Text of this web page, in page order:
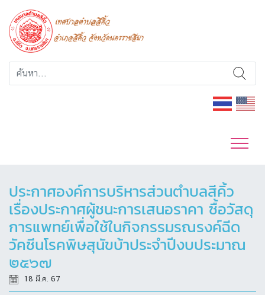
ประกาศองค์การบริหารส่วนตำบลสีคิ้ว
เรื่องประกาศผู้ชนะการเสนอราคา ซื้อวัสดุ
การแพทย์เพื่อใช้ในกิจกรรมรณรงค์ฉีด
วัคซีนโรคพิษสุนัขบ้าประจำปีงบประมาณ
๒๕๖๗
18 มี.ค. 67